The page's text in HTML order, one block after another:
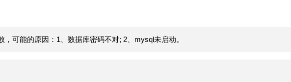
可能的原因：1、数据库密码不对; 2、mysql未启动。